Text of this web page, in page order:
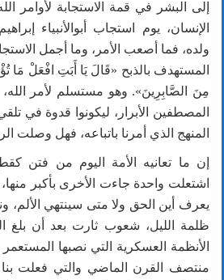
إلى البشر في قمة الاستجابة لأوامر
الإنسان، يوم استجاب أبوالأنبياء
ولده، فما أصعب الأمر، وما أجمل
المستهدف بالذبح «قَالَ يَا أَبَتِ افْعَلْ مَا
مِنَ الصَّابِرِينَ». وهو مستسلم لأمر الله،
المصطفين الأبرار، ليكونوا قدوة في
المنهج الذي أمرنا باتباعه، فهل وصلت
إن ما تعانيه الأمة اليوم من فتن
اشتعلت واحدة جاءت الأخرى بأكبر
يعرف أين الحق ولا متى سينتهي الألم،
ظلمة الليل، شعوب ثارت بعد أن بلغ
الأنظمة العسكرية التي نصبها
منتصف القرن الماضي والتي فعلت